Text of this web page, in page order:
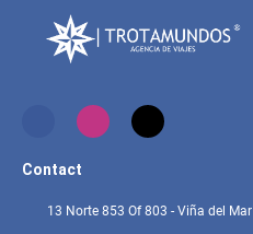
Contact
13 Norte 853 Of 803 - Viña del Mar